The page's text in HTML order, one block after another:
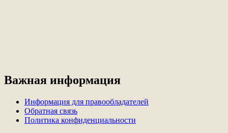
Важная информация
Информация для правообладателей
Обратная связь
Политика конфиденциальности